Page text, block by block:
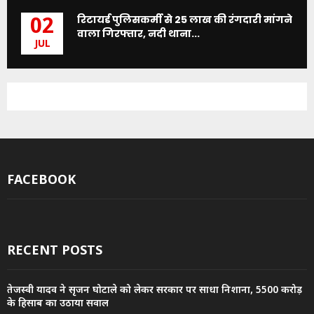
02
JUL
रिटायर्ड पुलिसकर्मी से 25 लाख की रंगदारी मांगने
वाला गिरफ्तार, नदी थाना...
FACEBOOK
RECENT POSTS
तेजस्वी यादव ने सृजन घोटाले को लेकर सरकार पर साधा निशाना, 5500 करोड़
के हिसाब का उठाया सवाल